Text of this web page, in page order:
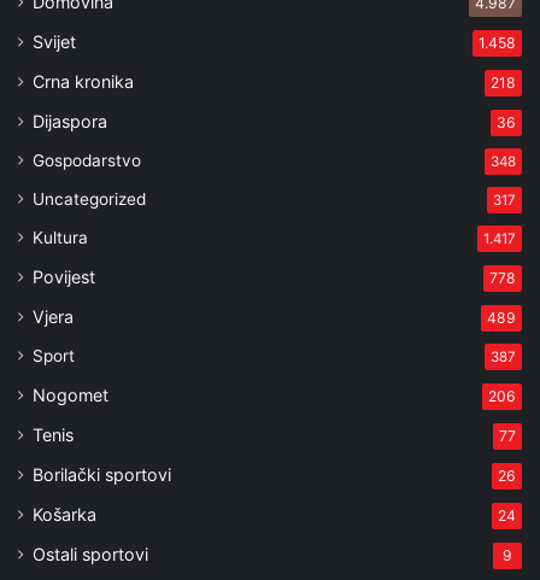
Svijet 1.458
Crna kronika 218
Dijaspora 36
Gospodarstvo 348
Uncategorized 317
Kultura 1.417
Povijest 778
Vjera 489
Sport 387
Nogomet 206
Tenis 77
Borilački sportovi 26
Košarka 24
Ostali sportovi 9